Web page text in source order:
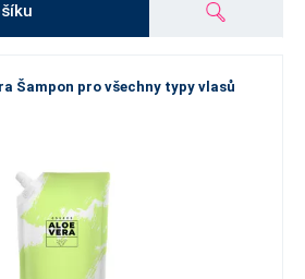
Šampon pro všechny typy vlasů